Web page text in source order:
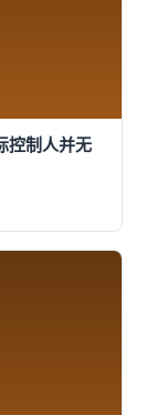
控制人并无